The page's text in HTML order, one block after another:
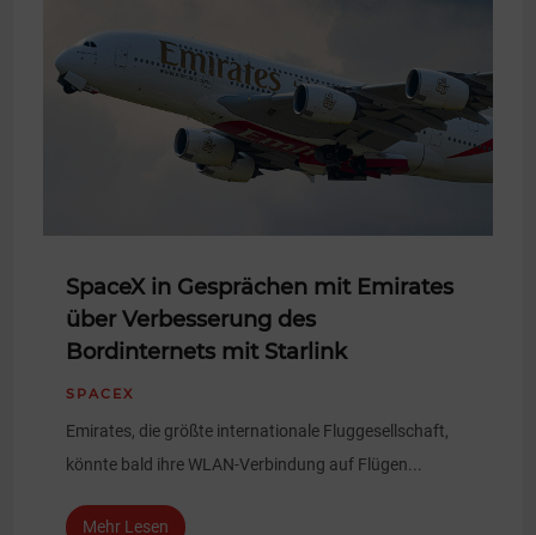
SpaceX in Gesprächen mit Emirates
über Verbesserung des
Bordinternets mit Starlink
SPACEX
Emirates, die größte internationale Fluggesellschaft,
könnte bald ihre WLAN-Verbindung auf Flügen...
Mehr Lesen